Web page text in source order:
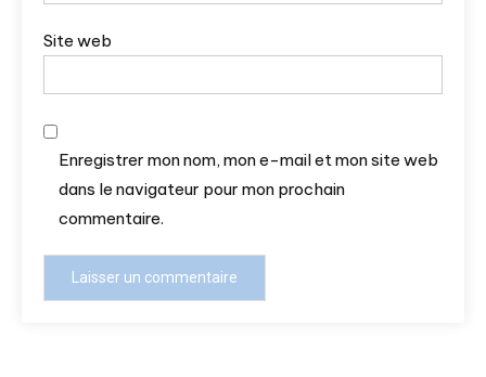
Site web
Enregistrer mon nom, mon e-mail et mon site web
dans le navigateur pour mon prochain
commentaire.